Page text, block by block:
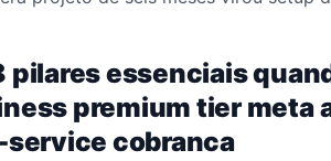
pilares essenciais
premium tier meta
cobranca